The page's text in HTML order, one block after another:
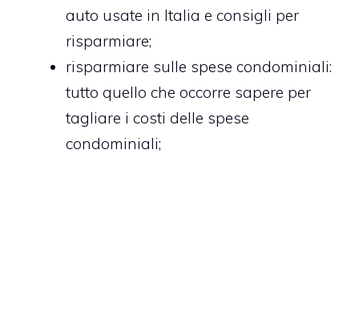
auto usate in Italia e consigli per
risparmiare;
risparmiare sulle spese condominiali:
tutto quello che occorre sapere per
tagliare i costi delle spese
condominiali;